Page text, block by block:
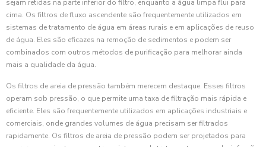
sejam retidas na parte inferior do filtro, enquanto a água limpa flui para
cima. Os filtros de fluxo ascendente são frequentemente utilizados em
sistemas de tratamento de água em áreas rurais e em aplicações de reuso
de água. Eles são eficazes na remoção de sedimentos e podem ser
combinados com outros métodos de purificação para melhorar ainda
mais a qualidade da água.
Os filtros de areia de pressão também merecem destaque. Esses filtros
operam sob pressão, o que permite uma taxa de filtração mais rápida e
eficiente. Eles são frequentemente utilizados em aplicações industriais e
comerciais, onde grandes volumes de água precisam ser filtrados
rapidamente. Os filtros de areia de pressão podem ser projetados para